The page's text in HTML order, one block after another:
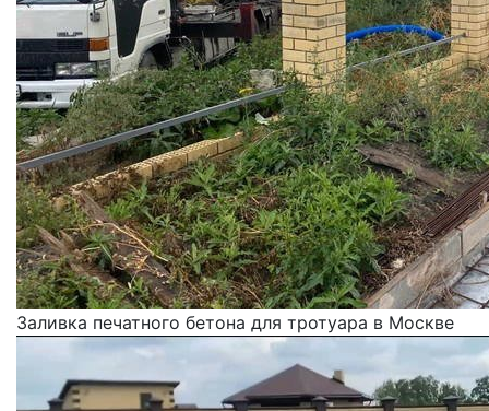
Заливка печатного бетона для тротуара в Москве